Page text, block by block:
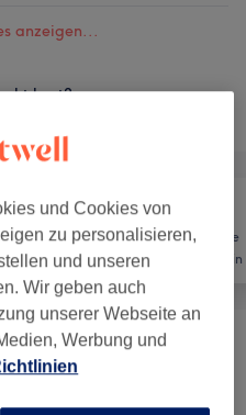
anzeigen...
hast?
Gesicht
Kosmetische
Zahnmedizin
und Cookies von
zu personalisieren,
und unseren
Wir geben auch
unserer Webseite an
Werbung und